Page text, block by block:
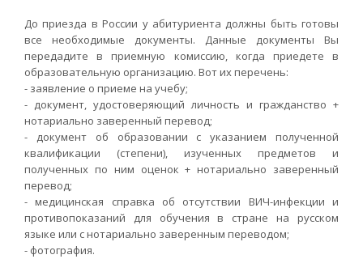
До приезда в России у абитуриента должны быть готовы
все необходимые документы. Данные документы Вы
передадите в приемную комиссию, когда приедете в
образовательную организацию. Вот их перечень:
- заявление о приеме на учебу;
- документ, удостоверяющий личность и гражданство +
нотариально заверенный перевод;
- документ об образовании с указанием полученной
квалификации (степени), изученных предметов и
полученных по ним оценок + нотариально заверенный
перевод;
- медицинская справка об отсутствии ВИЧ-инфекции и
противопоказаний для обучения в стране на русском
языке или с нотариально заверенным переводом;
- фотография.